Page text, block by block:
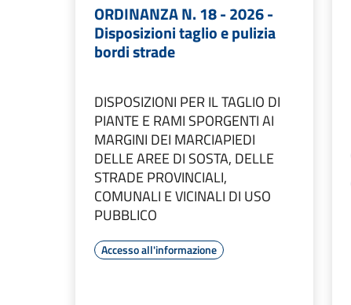
ORDINANZA N. 18 - 2026 -
Disposizioni taglio e pulizia
bordi strade
DISPOSIZIONI PER IL TAGLIO DI
PIANTE E RAMI SPORGENTI AI
MARGINI DEI MARCIAPIEDI
DELLE AREE DI SOSTA, DELLE
STRADE PROVINCIALI,
COMUNALI E VICINALI DI USO
PUBBLICO
Accesso all'informazione